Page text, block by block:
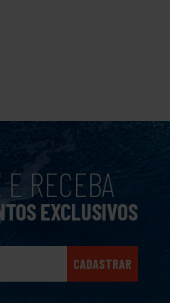
RECEBA
EXCLUSIVOS
CADASTRAR